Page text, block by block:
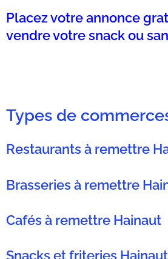
Placez votre annonce
vendre votre snack ou
Types de
Restaurants à remettre
Brasseries à remettre
Cafés à remettre Hainaut
Snacks et friteries Hainaut